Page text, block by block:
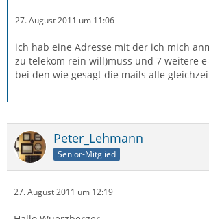
27. August 2011 um 11:06
ich hab eine Adresse mit der ich mich
zu telekom rein will)muss und 7 weitere
bei den wie gesagt die mails alle
Peter_Lehmann
Senior-Mitglied
27. August 2011 um 12:19